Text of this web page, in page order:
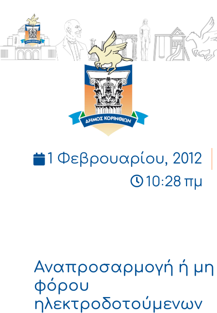
ΔΗΜΟΣ
ΚΟΡΙΝΘΙΩΝ
1 Φεβρουαρίου, 2012
10:28 πμ
Αναπροσαρμογή ή μη
φόρου
ηλεκτροδοτούμενων